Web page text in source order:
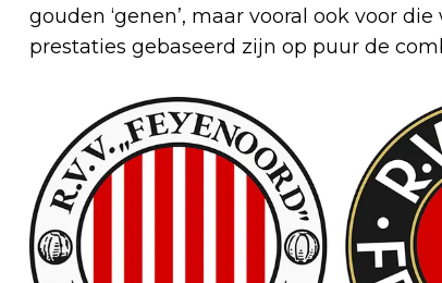
gouden ‘genen’, maar vooral ook voor
prestaties gebaseerd zijn op puur de